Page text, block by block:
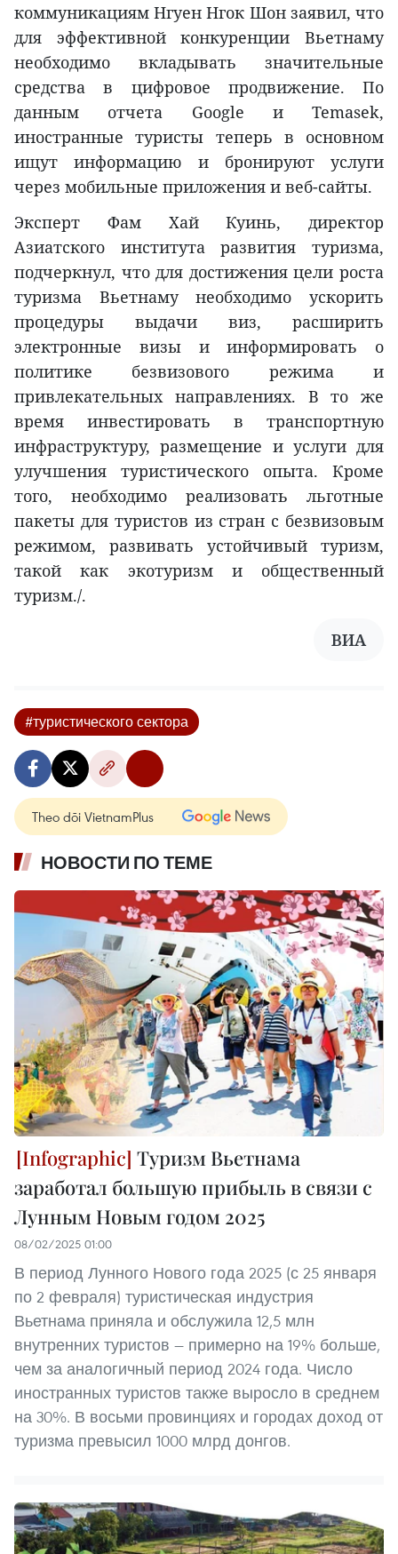
коммуникациям Нгуен Нгок Шон заявил, что
для эффективной конкуренции Вьетнаму
необходимо вкладывать значительные
средства в цифровое продвижение. По
данным отчета Google и Temasek,
иностранные туристы теперь в основном
ищут информацию и бронируют услуги
через мобильные приложения и веб-сайты.
Эксперт Фам Хай Куинь, директор
Азиатского института развития туризма,
подчеркнул, что для достижения цели роста
туризма Вьетнаму необходимо ускорить
процедуры выдачи виз, расширить
электронные визы и информировать о
политике безвизового режима и
привлекательных направлениях. В то же
время инвестировать в транспортную
инфраструктуру, размещение и услуги для
улучшения туристического опыта. Кроме
того, необходимо реализовать льготные
пакеты для туристов из стран с безвизовым
режимом, развивать устойчивый туризм,
такой как экотуризм и общественный
туризм./.
ВИА
#туристического сектора
Theo dõi VietnamPlus
НОВОСТИ ПО ТЕМЕ
Туризм Вьетнама
заработал большую прибыль в связи с
Лунным Новым годом 2025
08/02/2025 01:00
В период Лунного Нового года 2025 (с 25 января
по 2 февраля) туристическая индустрия
Вьетнама приняла и обслужила 12,5 млн
внутренних туристов — примерно на 19% больше,
чем за аналогичный период 2024 года. Число
иностранных туристов также выросло в среднем
на 30%. В восьми провинциях и городах доход от
туризма превысил 1000 млрд донгов.